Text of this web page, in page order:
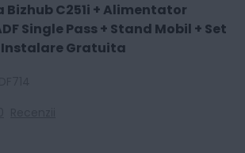
C251i + Alimentator
Single Pass + Stand Mobil + Set
Instalare Gratuita